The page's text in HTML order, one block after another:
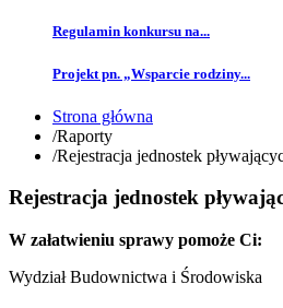
Regulamin konkursu na...
Projekt pn. „Wsparcie rodziny...
Strona główna
/Raporty
/Rejestracja jednostek
Rejestracja jednostek
W załatwieniu sprawy pomoże Ci:
Wydział Budownictwa i Środowiska